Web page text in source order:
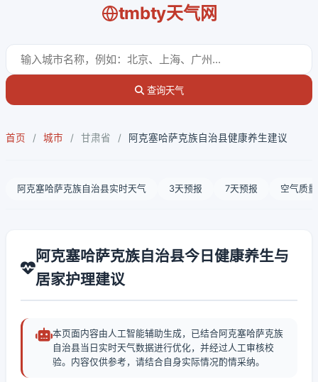
tmbty天气网
查询天气
首页 / 城市 / 甘肃省 / 阿克塞哈萨克族自治县健康养生建议
阿克塞哈萨克族自治县实时天气 3天预报 7天预报 空气质量
阿克塞哈萨克族自治县今日健康养生与
居家护理建议
本页面内容由人工智能辅助生成，已结合阿克塞哈萨克族
自治县当日实时天气数据进行优化，并经过人工审核校
验。内容仅供参考，请结合自身实际情况酌情采纳。